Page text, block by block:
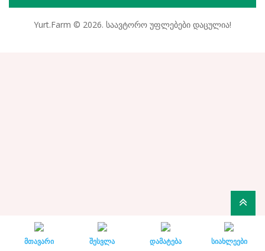
Yurt.Farm © 2026. საავტორო უფლებები დაცულია!
მთავარი შესვლა დამატება სიახლეები